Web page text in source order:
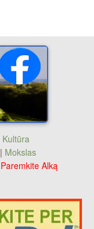
Kultūra
| Mokslas
Paremkite Alką